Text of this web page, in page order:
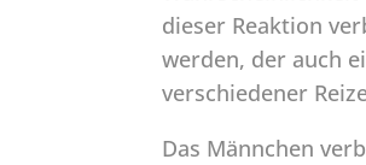
dieser Reaktion
werden, der auch
verschiedener
Das Männchen